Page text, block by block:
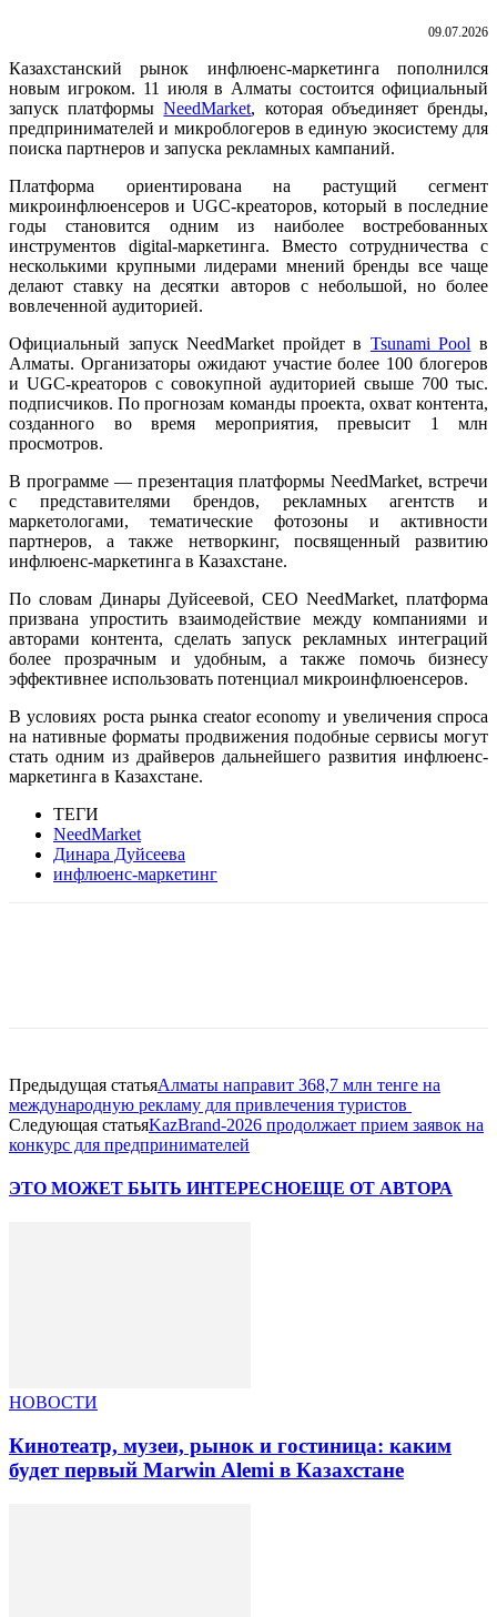
09.07.2026
Казахстанский рынок инфлюенс-маркетинга пополнился
новым игроком. 11 июля в Алматы состоится официальный
запуск платформыNeedMarket, которая объединяет бренды,
предпринимателей и микроблогеров в единую экосистему для
поиска партнеров и запуска рекламных кампаний.
Платформа ориентирована на растущий сегмент
микроинфлюенсеров и UGC-креаторов, который в последние
годы становится одним из наиболее востребованных
инструментов digital-маркетинга. Вместо сотрудничества с
несколькими крупными лидерами мнений бренды все чаще
делают ставку на десятки авторов с небольшой, но более
вовлеченной аудиторией.
Официальный запуск NeedMarket пройдет в Tsunami Pool в
Алматы. Организаторы ожидают участие более 100 блогеров
и UGC-креаторов с совокупной аудиторией свыше 700 тыс.
подписчиков. По прогнозам команды проекта, охват контента,
созданного во время мероприятия, превысит 1 млн
просмотров.
В программе — презентация платформы NeedMarket, встречи
с представителями брендов, рекламных агентств и
маркетологами, тематические фотозоны и активности
партнеров, а также нетворкинг, посвященный развитию
инфлюенс-маркетинга в Казахстане.
По словам Динары Дуйсеевой, CEO NeedMarket, платформа
призвана упростить взаимодействие между компаниями и
авторами контента, сделать запуск рекламных интеграций
более прозрачным и удобным, а также помочь бизнесу
эффективнее использовать потенциал микроинфлюенсеров.
В условиях роста рынка creator economy и увеличения спроса
на нативные форматы продвижения подобные сервисы могут
стать одним из драйверов дальнейшего развития инфлюенс-
маркетинга в Казахстане.
ТЕГИ
NeedMarket
Динара Дуйсеева
инфлюенс-маркетинг
Предыдущая статьяАлматы направит 368,7 млн тенге на
международную рекламу для привлечения туристов
Следующая статьяKazBrand-2026 продолжает прием заявок на
конкурс для предпринимателей
ЭТО МОЖЕТ БЫТЬ ИНТЕРЕСНОЕЩЕ ОТ АВТОРА
НОВОСТИ
Кинотеатр, музеи, рынок и гостиница: каким
будет первый Marwin Alemi в Казахстане